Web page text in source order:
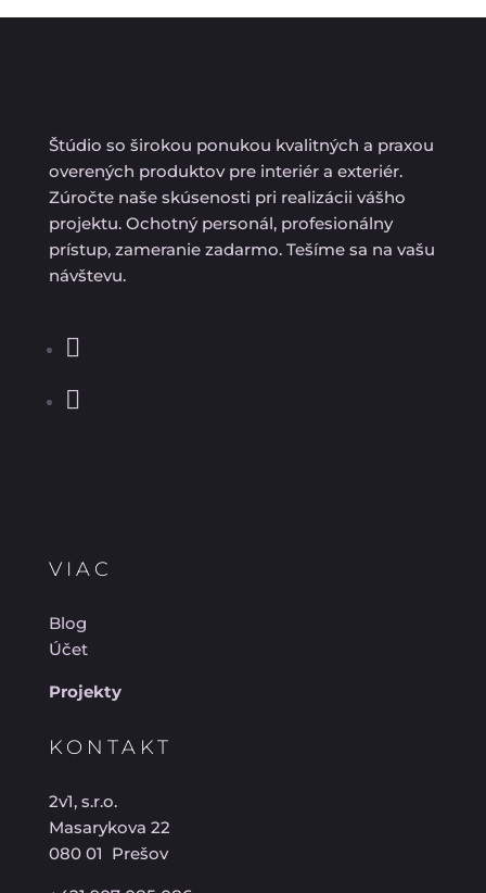
Štúdio so širokou ponukou kvalitných a praxou
overených produktov pre interiér a exteriér.
Zúročte naše skúsenosti pri realizácii vášho
projektu. Ochotný personál, profesionálny
prístup, zameranie zadarmo. Tešíme sa na vašu
návštevu.
VIAC
Blog
Účet
Projekty
KONTAKT
2v1, s.r.o.
Masarykova 22
080 01 Prešov